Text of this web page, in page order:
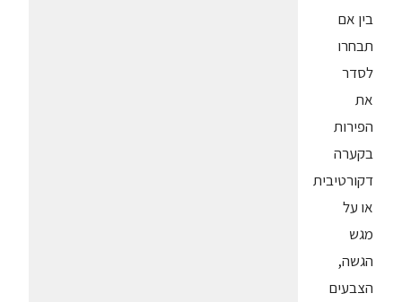
בין אם
תבחרו
לסדר
את
הפירות
בקערה
דקורטיבית
או על
מגש
הגשה,
הצבעים